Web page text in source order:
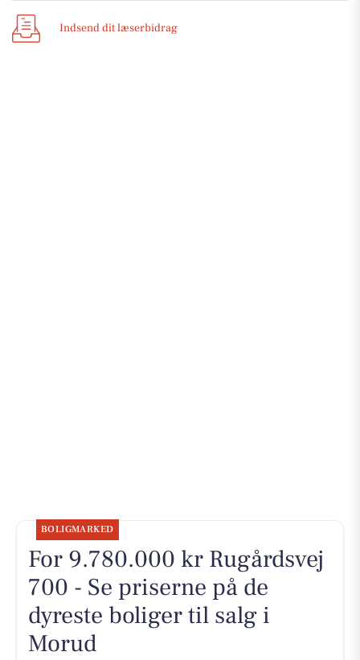
Indsend dit læserbidrag
BOLIGMARKED
For 9.780.000 kr Rugårdsvej
700 - Se priserne på de
dyreste boliger til salg i
Morud